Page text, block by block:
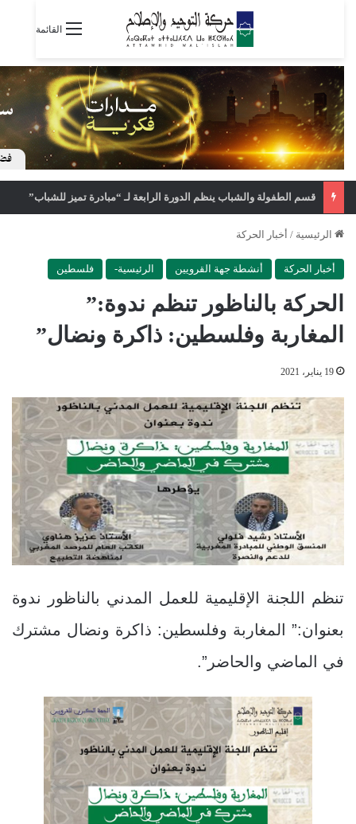
القائمة
قسم الطفولة والشباب ينظم الدورة الرابعة لـ “مبادرة تميز للشباب”
الرئيسية / أخبار الحركة
أخبار الحركة أنشطة جهة القرويين الرئيسية- فلسطين
الحركة بالناظور تنظم ندوة:”
المغاربة وفلسطين: ذاكرة ونضال”
19 يناير، 2021
تنظم اللجنة الإقليمية للعمل المدني بالناظور ندوة
بعنوان:” المغاربة وفلسطين: ذاكرة ونضال مشترك
في الماضي والحاضر”.